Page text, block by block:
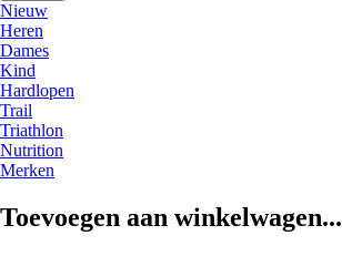
Nieuw
Heren
Dames
Kind
Hardlopen
Trail
Triathlon
Nutrition
Merken
Toevoegen aan winkelwagen...